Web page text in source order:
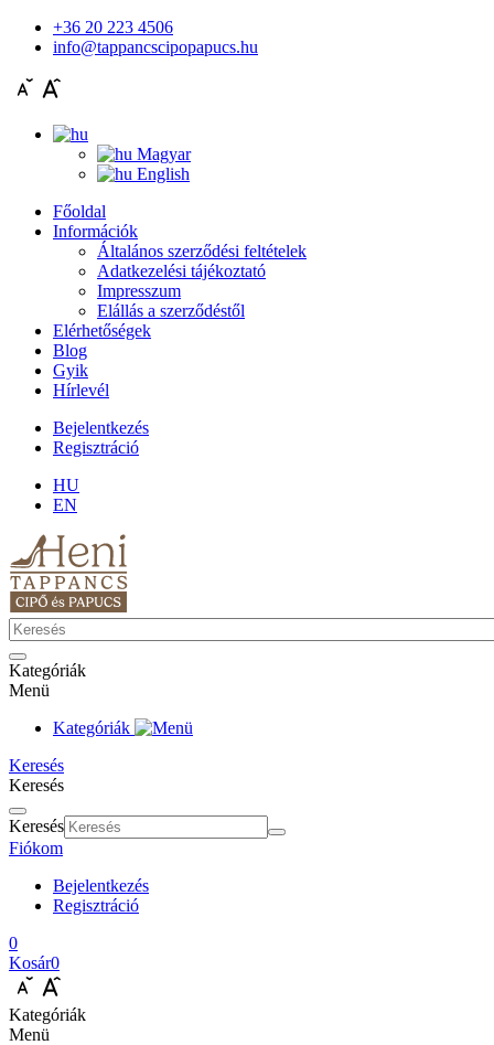
+36 20 223 4506
info@tappancscipopapucs.hu
Magyar
English
Főoldal
Információk
Általános szerződési feltételek
Adatkezelési tájékoztató
Impresszum
Elállás a szerződéstől
Elérhetőségek
Blog
Gyik
Hírlevél
Bejelentkezés
Regisztráció
HU
EN
Kategóriák
Menü
Kategóriák
Keresés
Keresés
Keresés
Fiókom
Bejelentkezés
Regisztráció
0
Kosár0
Kategóriák
Menü